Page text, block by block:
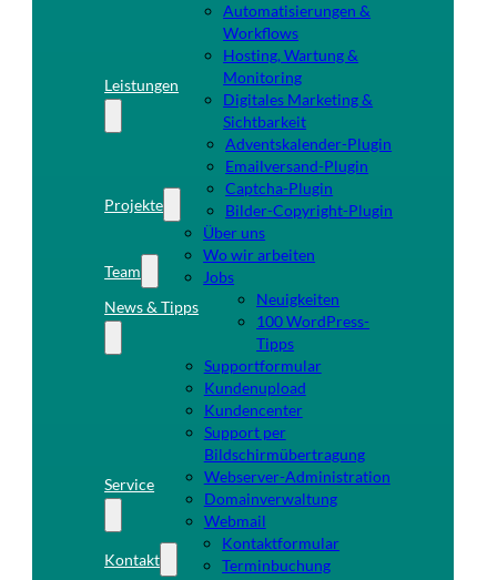
Leistungen
Automatisierungen &
Workflows
Hosting, Wartung &
Monitoring
Digitales Marketing &
Sichtbarkeit
Projekte
Adventskalender-Plugin
Emailversand-Plugin
Captcha-Plugin
Bilder-Copyright-Plugin
Team
Über uns
Wo wir arbeiten
Jobs
News & Tipps
Neuigkeiten
100 WordPress-
Tipps
Service
Supportformular
Kundenupload
Kundencenter
Support per
Bildschirmübertragung
Webserver-Administration
Domainverwaltung
Webmail
Kontakt
Kontaktformular
Terminbuchung